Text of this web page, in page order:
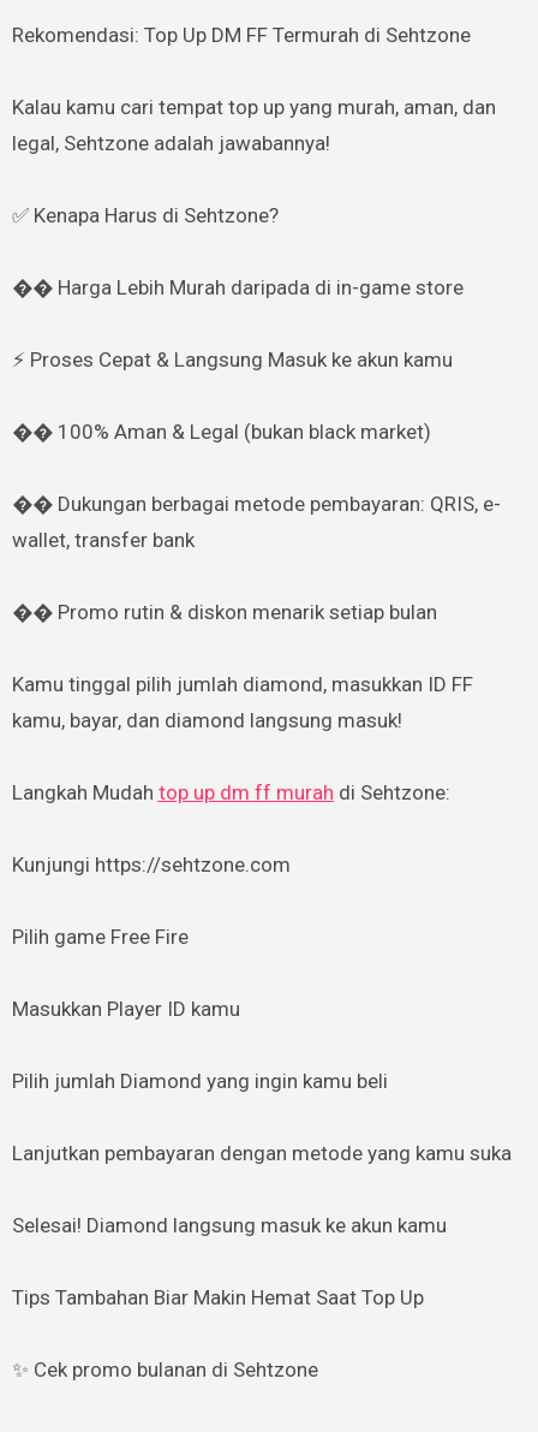
Rekomendasi: Top Up DM FF Termurah di Sehtzone
Kalau kamu cari tempat top up yang murah, aman, dan
legal, Sehtzone adalah jawabannya!
✅ Kenapa Harus di Sehtzone?
�� Harga Lebih Murah daripada di in-game store
⚡ Proses Cepat & Langsung Masuk ke akun kamu
��️ 100% Aman & Legal (bukan black market)
�� Dukungan berbagai metode pembayaran: QRIS, e-
wallet, transfer bank
�� Promo rutin & diskon menarik setiap bulan
Kamu tinggal pilih jumlah diamond, masukkan ID FF
kamu, bayar, dan diamond langsung masuk!
Langkah Mudah top up dm ff murah di Sehtzone:
Kunjungi https://sehtzone.com
Pilih game Free Fire
Masukkan Player ID kamu
Pilih jumlah Diamond yang ingin kamu beli
Lanjutkan pembayaran dengan metode yang kamu suka
Selesai! Diamond langsung masuk ke akun kamu
Tips Tambahan Biar Makin Hemat Saat Top Up
✨ Cek promo bulanan di Sehtzone